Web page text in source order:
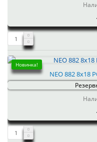
Новинка!
NEO 882 8x18